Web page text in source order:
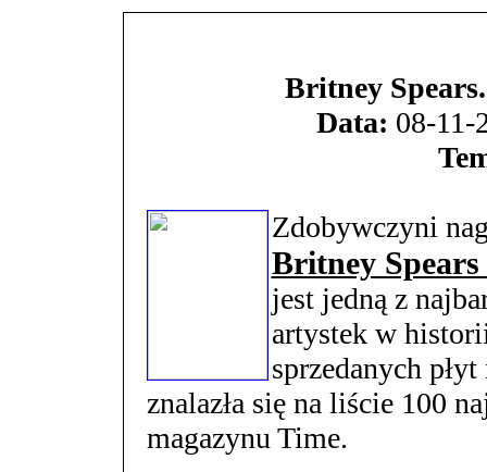
Britney
Data: 08-11-
Zdobywczyni
Britney Spears
jest jedną z
artystek w
sprzedanych
znalazła się na liście 100
magazynu Time.